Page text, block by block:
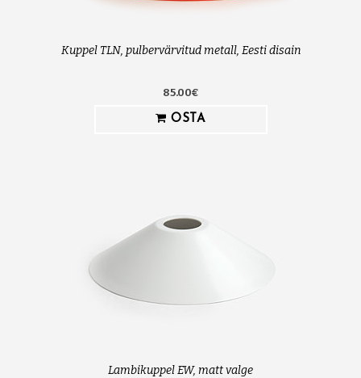
Kuppel TLN, pulbervärvitud metall, Eesti disain
85.00€
OSTA
Lambikuppel EW, matt valge